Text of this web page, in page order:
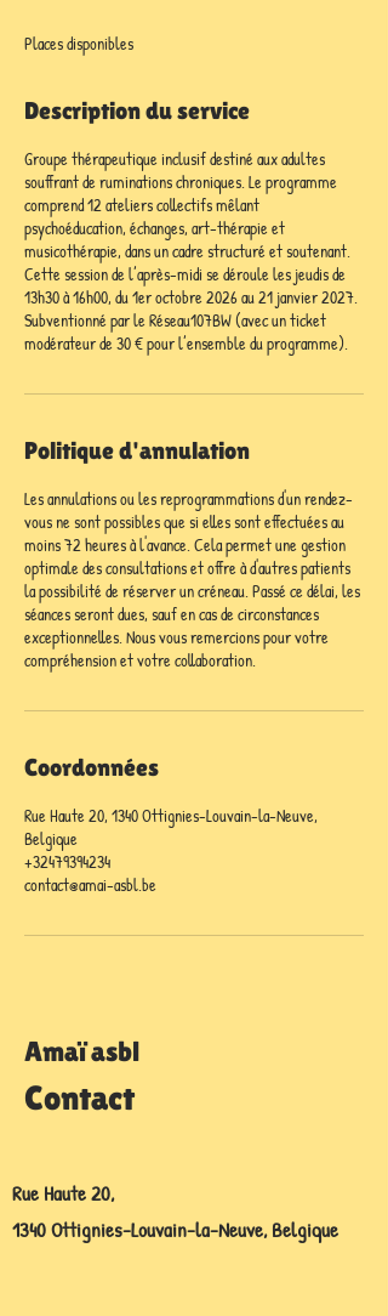
i
é
Places disponibles
Description du service
Groupe thérapeutique inclusif destiné aux adultes
souffrant de ruminations chroniques. Le programme
comprend 12 ateliers collectifs mêlant
psychoéducation, échanges, art-thérapie et
musicothérapie, dans un cadre structuré et soutenant.
Cette session de l’après-midi se déroule les jeudis de
13h30 à 16h00, du 1er octobre 2026 au 21 janvier 2027.
Subventionné par le Réseau107BW (avec un ticket
modérateur de 30 € pour l’ensemble du programme).
Politique d'annulation
Les annulations ou les reprogrammations d'un rendez-
vous ne sont possibles que si elles sont effectuées au
moins 72 heures à l'avance. Cela permet une gestion
optimale des consultations et offre à d'autres patients
la possibilité de réserver un créneau. Passé ce délai, les
séances seront dues, sauf en cas de circonstances
exceptionnelles. Nous vous remercions pour votre
compréhension et votre collaboration.
Coordonnées
Rue Haute 20, 1340 Ottignies-Louvain-la-Neuve,
Belgique
+32479394234
contact@amai-asbl.be
Amaï asbl
Contact
Rue Haute 20,
1340 Ottignies-Louvain-la-Neuve, Belgique